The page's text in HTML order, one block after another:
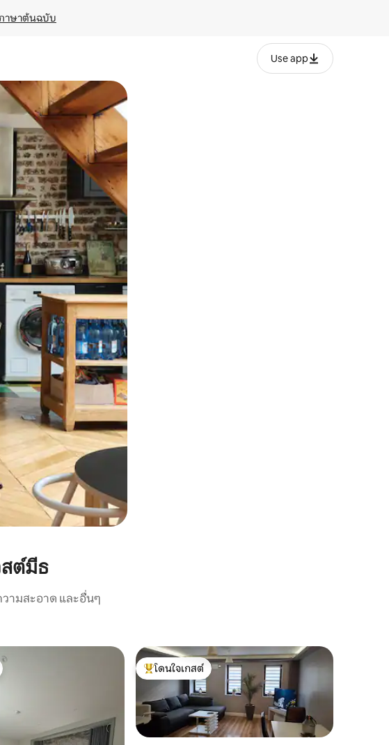
าษาต้นฉบับ
Use app
ต์มีธ
ามสะอาด และอื่นๆ
โดนใจเกสต์ที่สุด
โดนใจเกสต์